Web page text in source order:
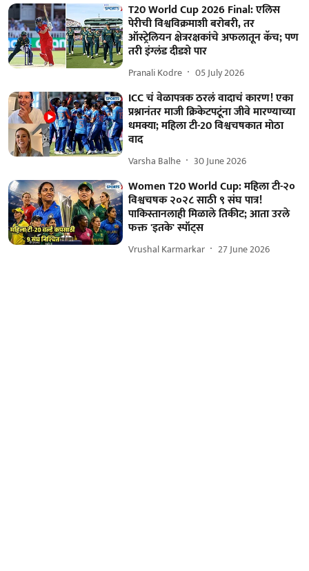
T20 World Cup 2026 Final: एलिस
पेरीची विश्वविक्रमाशी बरोबरी, तर
ऑस्ट्रेलियन क्षेत्ररक्षकांचे अफलातून कॅच; पण
तरी इंग्लंड दीडशे पार
Pranali Kodre 05 July 2026
ICC चं वेळापत्रक ठरलं वादाचं कारण! एका
प्रश्नानंतर माजी क्रिकेटपटूंना जीवे मारण्याच्या
धमक्या; महिला टी-20 विश्वचषकात मोठा
वाद
Varsha Balhe 30 June 2026
Women T20 World Cup: महिला टी-२०
विश्वचषक २०२८ साठी ९ संघ पात्र!
पाकिस्तानलाही मिळाले तिकीट; आता उरले
फक्त 'इतके' स्पॉट्स
Vrushal Karmarkar 27 June 2026